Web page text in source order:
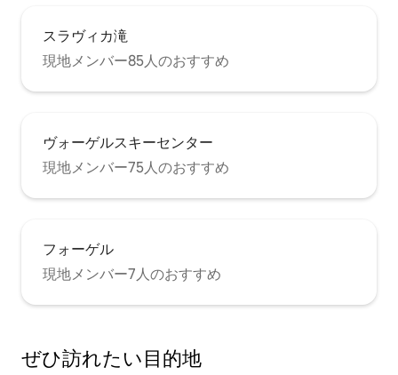
スラヴィカ滝
現地メンバー85人のおすすめ
ヴォーゲルスキーセンター
現地メンバー75人のおすすめ
フォーゲル
現地メンバー7人のおすすめ
ぜひ訪⁠れ⁠た⁠い目⁠的⁠地